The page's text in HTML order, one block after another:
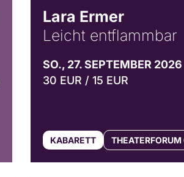
Lara Ermer
Leicht entflammbar
SO., 27. SEPTEMBER 2026
30 EUR / 15 EUR
KABARETT